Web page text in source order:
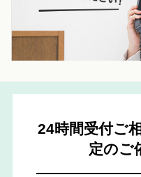
24時間受付ご
定のご